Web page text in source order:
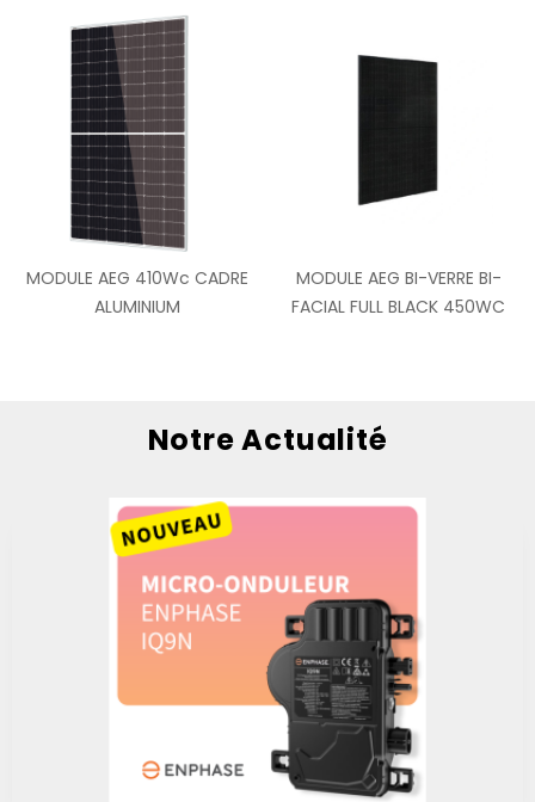
MODULE AEG 410Wc CADRE
ALUMINIUM
MODULE AEG BI-VERRE BI-
FACIAL FULL BLACK 450WC
Notre Actualité